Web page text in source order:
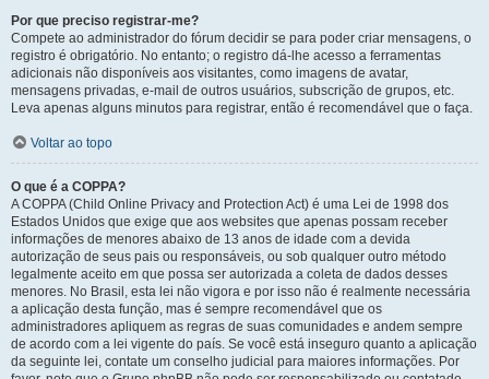
Por que preciso registrar-me?
Compete ao administrador do fórum decidir se para poder criar mensagens, o
registro é obrigatório. No entanto; o registro dá-lhe acesso a ferramentas
adicionais não disponíveis aos visitantes, como imagens de avatar,
mensagens privadas, e-mail de outros usuários, subscrição de grupos, etc.
Leva apenas alguns minutos para registrar, então é recomendável que o faça.
Voltar ao topo
O que é a COPPA?
A COPPA (Child Online Privacy and Protection Act) é uma Lei de 1998 dos
Estados Unidos que exige que aos websites que apenas possam receber
informações de menores abaixo de 13 anos de idade com a devida
autorização de seus pais ou responsáveis, ou sob qualquer outro método
legalmente aceito em que possa ser autorizada a coleta de dados desses
menores. No Brasil, esta lei não vigora e por isso não é realmente necessária
a aplicação desta função, mas é sempre recomendável que os
administradores apliquem as regras de suas comunidades e andem sempre
de acordo com a lei vigente do país. Se você está inseguro quanto a aplicação
da seguinte lei, contate um conselho judicial para maiores informações. Por